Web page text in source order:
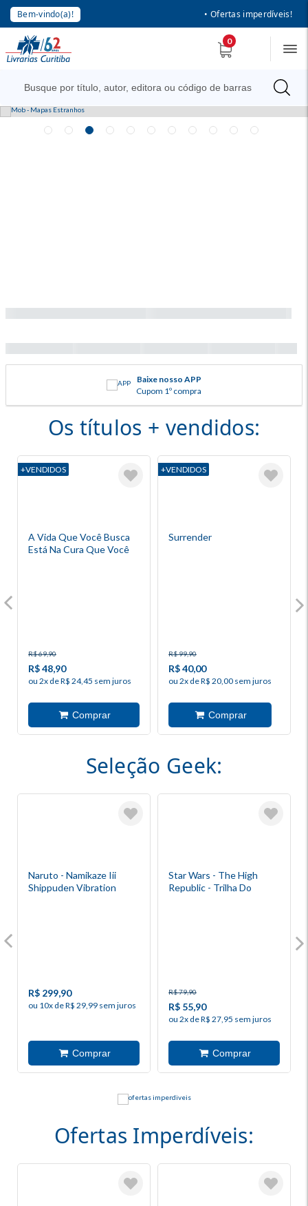
Bem-vindo(a)! • Ofertas imperdíveis!
0
A maior livraria do sul
62 anos de histórias
Baixe nosso APP
Cupom 1º compra
Retire na loja
Consulte lojas disponíveis
Vale presente online
Deixe o dia mais especial
Parcele suas compras
Em até 10x sem juros
Os títulos + vendidos:
+VENDIDOS
A Vida Que Você Busca
Está Na Cura Que Você
R$ 69,90
R$ 48,90
ou 2x de R$ 24,45 sem juros
+VENDIDOS
Surrender
R$ 99,90
R$ 40,00
ou 2x de R$ 20,00 sem juros
Seleção Geek:
Naruto - Namikaze Iii
Shippuden Vibration
R$ 299,90
ou 10x de R$ 29,99 sem juros
Star Wars - The High
Republic - Trilha Do
R$ 79,90
R$ 55,90
ou 2x de R$ 27,95 sem juros
Ofertas Imperdíveis: